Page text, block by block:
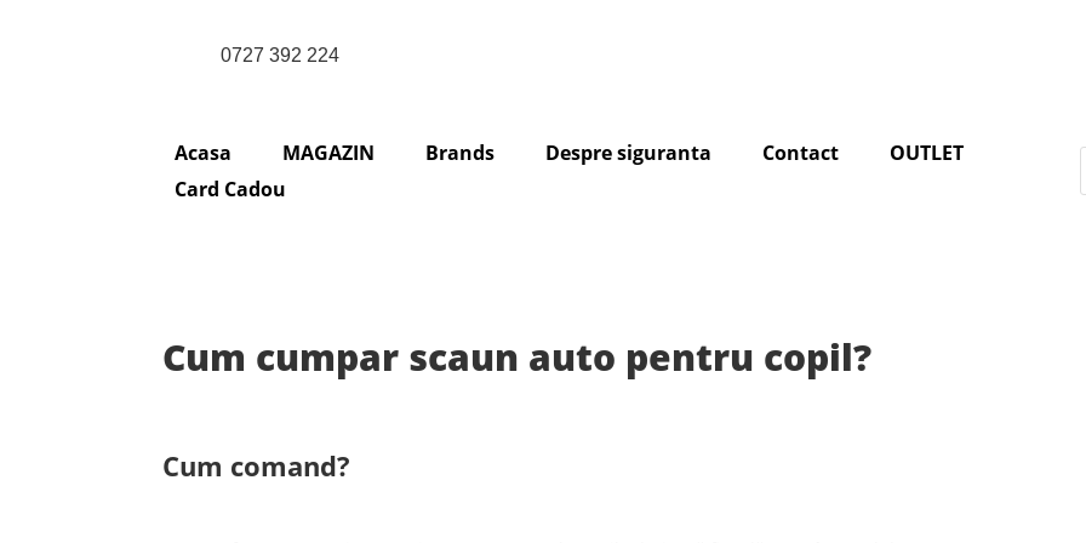
0727 392 224
Acasa MAGAZIN Brands Despre siguranta Contact
OUTLET
Card Cadou
Cum cumpar scaun auto pentru copil?
Cum comand?